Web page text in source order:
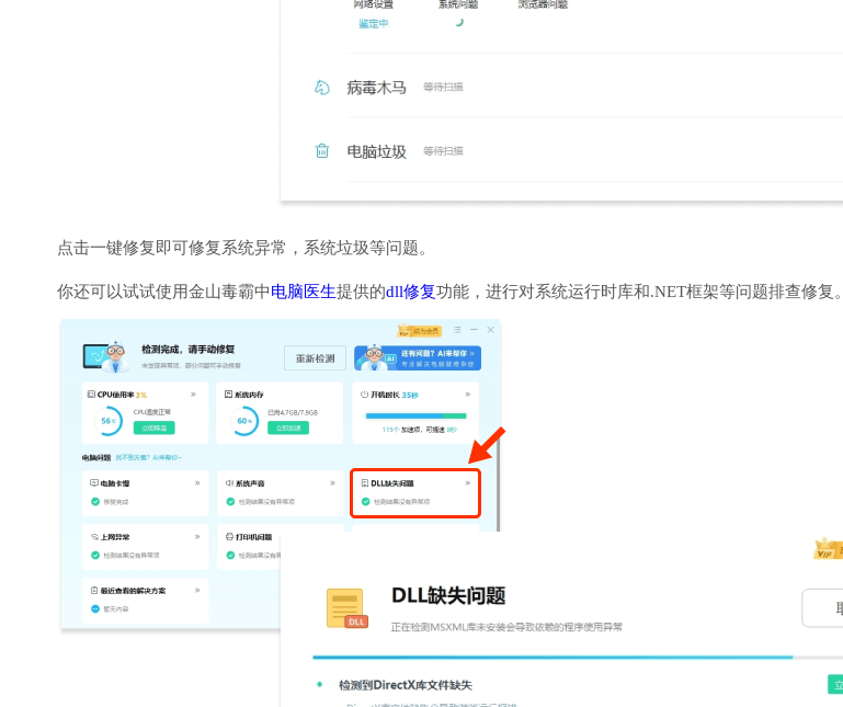
点击一键修复即可修复系统异常，系统垃圾等问题。
你还可以试试使用金山毒霸中电脑医生提供的dll修复功能，进行对系统运行时库和.NET框架等问题排查修复。